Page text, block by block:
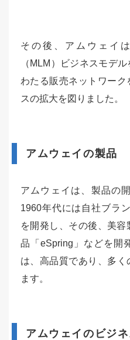
その後、アムウェイ
（MLM）ビジネスモデ
わたる販売ネットワー
スの拡大を図りました。
アムウェイの製品
アムウェイは、製品の
1960年代には自社ブラ
を開発し、その後、美
品「eSpring」などを開
は、高品質であり、多
ます。
アムウェイのビジネ